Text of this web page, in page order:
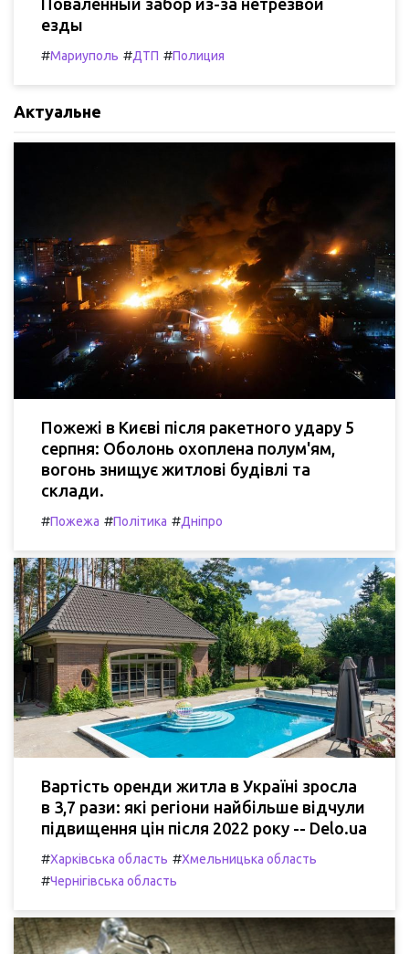
Поваленный забор из-за нетрезвой
езды
#Мариуполь #ДТП #Полиция
Актуальне
Пожежі в Києві після ракетного удару 5
серпня: Оболонь охоплена полум'ям,
вогонь знищує житлові будівлі та
склади.
#Пожежа #Політика #Дніпро
Вартість оренди житла в Україні зросла
в 3,7 рази: які регіони найбільше відчули
підвищення цін після 2022 року -- Delo.ua
#Харківська область #Хмельницька область
#Чернігівська область